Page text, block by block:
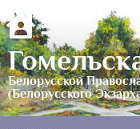
Белорусской
(Белорусского